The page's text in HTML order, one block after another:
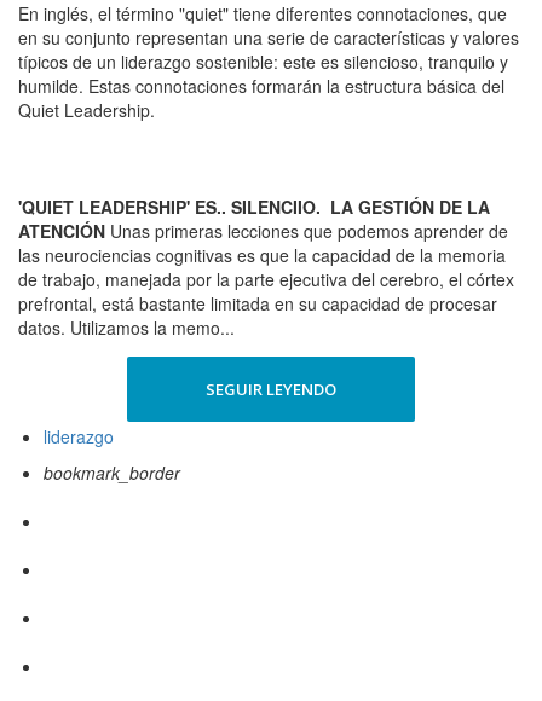
En inglés, el término "quiet" tiene diferentes connotaciones, que
en su conjunto representan una serie de características y valores
típicos de un liderazgo sostenible: este es silencioso, tranquilo y
humilde. Estas connotaciones formarán la estructura básica del
Quiet Leadership.
'QUIET LEADERSHIP' ES.. SILENCIIO. LA GESTIÓN DE LA
ATENCIÓN Unas primeras lecciones que podemos aprender de
las neurociencias cognitivas es que la capacidad de la memoria
de trabajo, manejada por la parte ejecutiva del cerebro, el córtex
prefrontal, está bastante limitada en su capacidad de procesar
datos. Utilizamos la memo...
SEGUIR LEYENDO
liderazgo
bookmark_border